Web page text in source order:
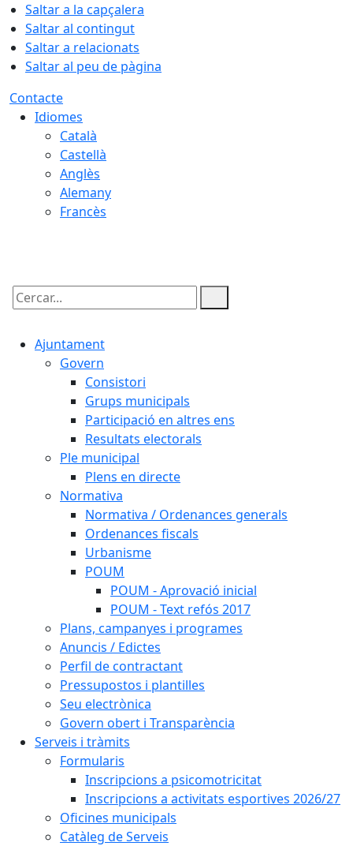
Saltar a la capçalera
Saltar al contingut
Saltar a relacionats
Saltar al peu de pàgina
Contacte
Idiomes
Català
Castellà
Anglès
Alemany
Francès
Cercar:
Ajuntament
Govern
Consistori
Grups municipals
Participació en altres ens
Resultats electorals
Ple municipal
Plens en directe
Normativa
Normativa / Ordenances generals
Ordenances fiscals
Urbanisme
POUM
POUM - Aprovació inicial
POUM - Text refós 2017
Plans, campanyes i programes
Anuncis / Edictes
Perfil de contractant
Pressupostos i plantilles
Seu electrònica
Govern obert i Transparència
Serveis i tràmits
Formularis
Inscripcions a psicomotricitat
Inscripcions a activitats esportives 2026/27
Oficines municipals
Catàleg de Serveis